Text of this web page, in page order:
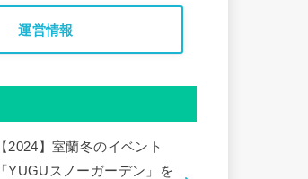
運営情報
【2024】室蘭冬のイベント
「YUGUスノーガーデン」を